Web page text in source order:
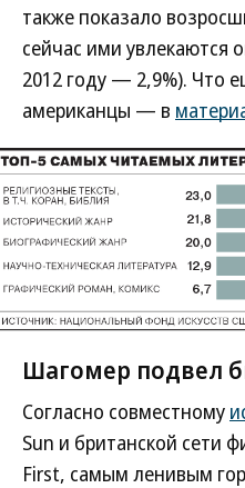
также показало
сейчас ими увлекаются
2012 году — 2,9%). Что
американцы — в
Шагомер подвел
Согласно совместному
Sun и британской сети
First, самым ленивым